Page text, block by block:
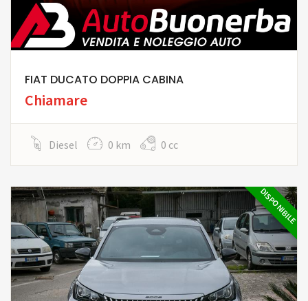
FIAT DUCATO DOPPIA CABINA
Chiamare
Diesel 0 km 0 cc
DISPONIBILE